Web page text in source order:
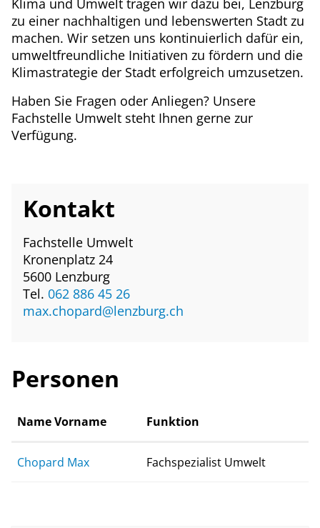
Klima und Umwelt tragen wir dazu bei, Lenzburg
zu einer nachhaltigen und lebenswerten Stadt zu
machen. Wir setzen uns kontinuierlich dafür ein,
umweltfreundliche Initiativen zu fördern und die
Klimastrategie der Stadt erfolgreich umzusetzen.
Haben Sie Fragen oder Anliegen? Unsere
Fachstelle Umwelt steht Ihnen gerne zur
Verfügung.
Kontakt
Fachstelle Umwelt
Kronenplatz 24
5600 Lenzburg
Tel. 062 886 45 26
max.chopard@lenzburg.ch
Personen
Name Vorname Funktion
Chopard Max Fachspezialist Umwelt